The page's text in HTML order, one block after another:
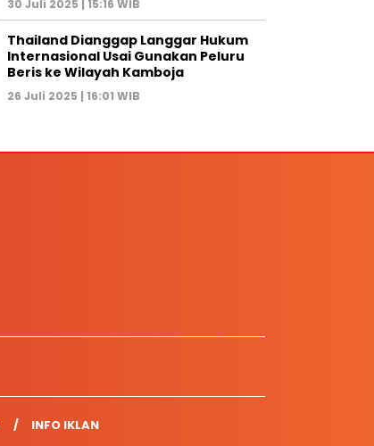
30 Juli 2025 | 15:16 WIB
Thailand Dianggap Langgar Hukum
Internasional Usai Gunakan Peluru
Beris ke Wilayah Kamboja
26 Juli 2025 | 16:01 WIB
INFO IKLAN